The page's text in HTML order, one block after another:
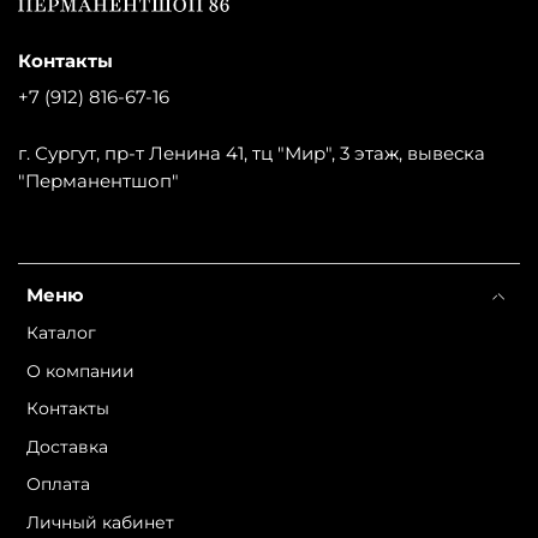
Меню
Каталог
О компании
Контакты
Доставка
Оплата
Личный кабинет
Контакты
+7 (912) 816-67-16
г. Сургут, пр-т Ленина 41, тц "Мир", 3 этаж, вывеска
"Перманентшоп"